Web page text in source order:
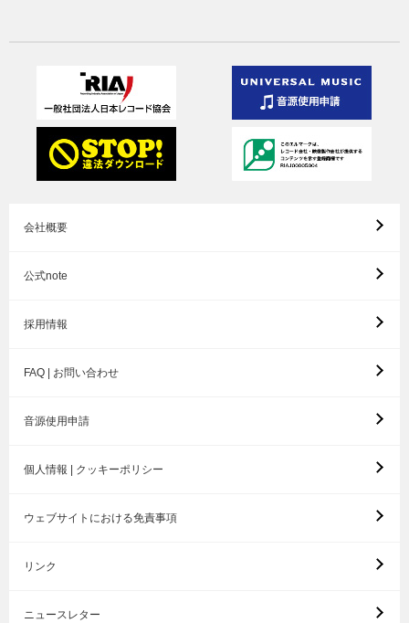
会社概要
公式note
採用情報
FAQ | お問い合わせ
音源使用申請
個人情報 | クッキーポリシー
ウェブサイトにおける免責事項
リンク
ニュースレター